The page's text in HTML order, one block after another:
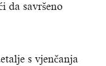
da savršeno
s vjenčanja